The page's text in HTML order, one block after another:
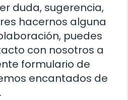
duda, sugerencia,
hacernos alguna
puedes
con nosotros a
formulario de
encantados de